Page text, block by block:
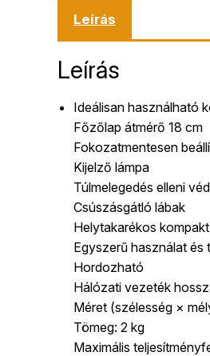
Leírás
Leírás
Ideálisan használható
Főzőlap átmérő 18 cm
Fokozatmentesen
Kijelző lámpa
Túlmelegedés elleni
Csúszásgátló lábak
Helytakarékos
Egyszerű használat és
Hordozható
Hálózati vezeték
Méret (szélesség ×
Tömeg: 2 kg
Maximális